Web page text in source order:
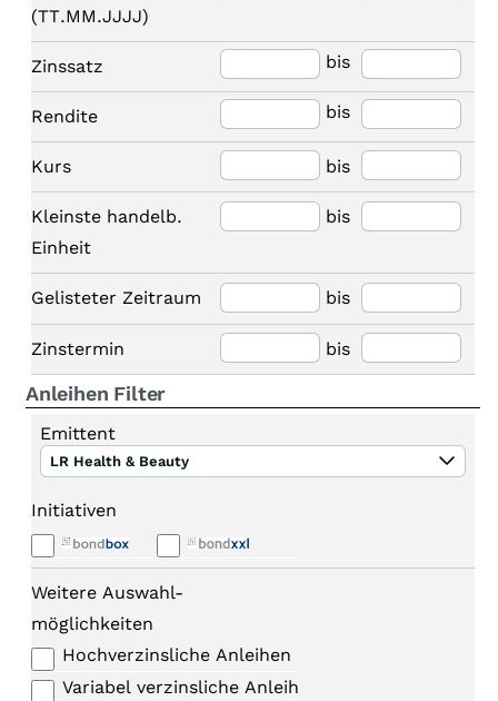
(TT.MM.JJJJ)
Zinssatz bis
Rendite bis
Kurs bis
Kleinste handelb.
Einheit
bis
Gelisteter Zeitraum bis
Zinstermin bis
Anleihen Filter
Emittent
LR Health & Beauty
Initiativen
Weitere Auswahl-
möglichkeiten
Hochverzinsliche Anleihen
Variabel verzinsliche Anleihen